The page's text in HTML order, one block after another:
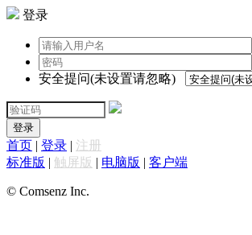
登录
安全提问(未设置请忽略)
登录
首页 | 登录 | 注册
标准版 | 触屏版 | 电脑版 | 客户端
© Comsenz Inc.